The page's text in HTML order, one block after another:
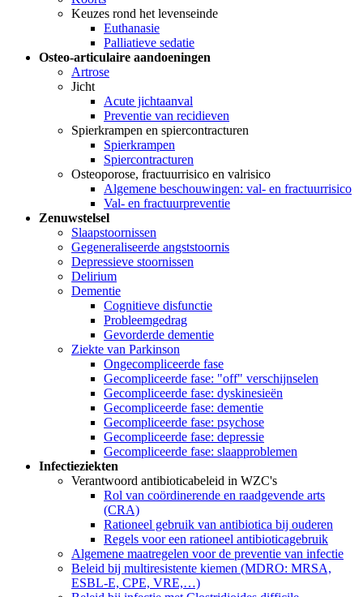
Keuzes rond het levenseinde
Euthanasie
Palliatieve sedatie
Osteo-articulaire aandoeningen
Artrose
Jicht
Acute jichtaanval
Preventie van recidieven
Spierkrampen en spiercontracturen
Spierkrampen
Spiercontracturen
Osteoporose, fractuurrisico en valrisico
Algemene beschouwingen: val- en fractuurrisico
Val- en fractuurpreventie
Zenuwstelsel
Slaapstoornissen
Gegeneraliseerde angststoornis
Depressieve stoornissen
Delirium
Dementie
Cognitieve disfunctie
Probleemgedrag
Gevorderde dementie
Ziekte van Parkinson
Ongecompliceerde fase
Gecompliceerde fase: "off" verschijnselen
Gecompliceerde fase: dyskinesieën
Gecompliceerde fase: dementie
Gecompliceerde fase: psychose
Gecompliceerde fase: depressie
Gecompliceerde fase: slaapproblemen
Infectieziekten
Verantwoord antibioticabeleid in WZC's
Rol van coördinerende en raadgevende arts
(CRA)
Rationeel gebruik van antibiotica bij ouderen
Regels voor een rationeel antibioticagebruik
Algemene maatregelen voor de preventie van infectie
Beleid bij multiresistente kiemen (MDRO: MRSA,
ESBL-E, CPE, VRE,…)